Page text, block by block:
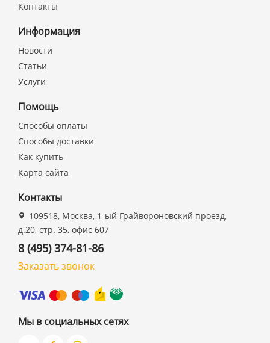
Контакты
Информация
Новости
Статьи
Услуги
Помощь
Способы оплаты
Способы доставки
Как купить
Карта сайта
Контакты
109518, Москва, 1-ый Грайвороновский проезд,
д.20, стр. 35, офис 607
8 (495) 374-81-86
Заказать звонок
Мы в социальных сетях